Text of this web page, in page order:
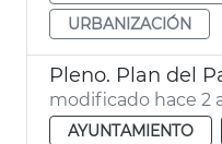
URBANIZACIÓN
Pleno. Plan del
modificado hace 2
AYUNTAMIENTO